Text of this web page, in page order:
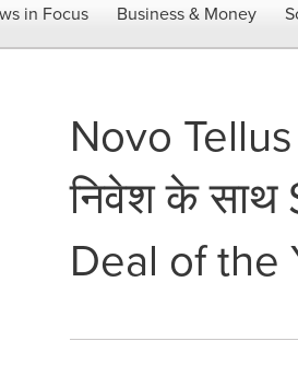
in Focus Business & Money
Novo
निवेश के साथ
Deal of the